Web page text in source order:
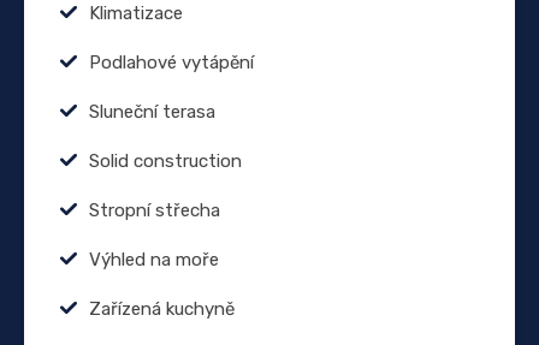
Klimatizace
Podlahové vytápění
Sluneční terasa
Solid construction
Stropní střecha
Výhled na moře
Zařízená kuchyně